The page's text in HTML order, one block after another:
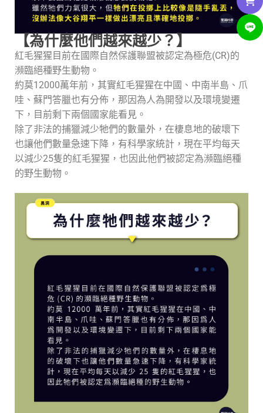
【為什麼他們越來越少？】
紅毛猩猩目前在國際自然保護聯盟被認定為極危(CR)的
瀕臨絕種野生動物。
約莫12000萬年前，其實紅毛猩猩在中國、中南半島、爪
哇、蘇門答臘也有分佈，那因為人為開發以及環境變遷
下，目前剩下兩個國家能看見。
除了非法的捕獵減少牠們的數量外，在棲息地的破壞下
也讓他們數量急速下降，有科學家統計，現在平均每天
以減少25隻的紅毛猩猩，也因此他們被認定為瀕臨絕種
的野生動物。